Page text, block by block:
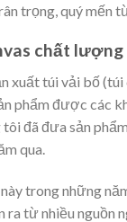
trọng, quý mến
chất lượng
xuất túi vải bố
phẩm được các
tôi đã đưa sản
qua.
trong những
ra từ nhiều nguồn